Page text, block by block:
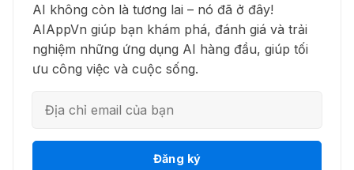
đầu + 1.250 Codex Credits
12 Thg 07 2026
♾️ Hướng dẫn reset Supergrok
💻 Blackbox AI - Trợ lý lập trình
thông minh
AI không còn là tương lai – nó đã ở đây!
AIAppVn giúp bạn khám phá, đánh giá và trải
nghiệm những ứng dụng AI hàng đầu, giúp tối
ưu công việc và cuộc sống.
Đăng ký